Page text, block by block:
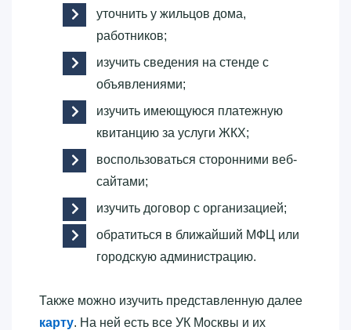
уточнить у жильцов дома,
работников;
изучить сведения на стенде с
объявлениями;
изучить имеющуюся платежную
квитанцию за услуги ЖКХ;
воспользоваться сторонними веб-
сайтами;
изучить договор с организацией;
обратиться в ближайший МФЦ или
городскую администрацию.
Также можно изучить представленную далее
карту. На ней есть все УК Москвы и их